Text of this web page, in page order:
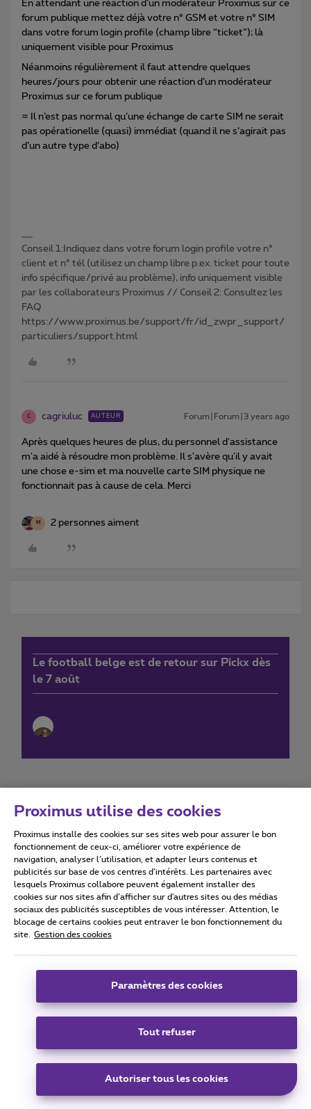
En attendant une réaction d’un modérateur Proximus sur ce
forum publique mettez déjà votre n° GSM et votre n° SIM
dans votre forum login profile (champ libre “ticket”); là
uniquement visible pour Proximus
Néanmoins régulièrement il faut attendre quelques
heures/jours pour obtenir une réaction d’un modérateur
Proximus sur ce forum publique
= Il n’est pas normal qu’une échange de carte SIM ne serait
pas opérationelle (quasi) immédiat (quand il ne s’agirait pas
d’un autre type d’abo)
Conseil 1:Indiquez dans votre forum login profile votre n°
client et n° tél (utilisez un champ libre p.ex. ticket pour toute
info spécifique/privé au problème), info uniquement visible
par les collaborateurs Proximus // Conseil 2: Consultez les
FAQ
https://www.proximus.be/support/fr/id_zwpr_support/
particuliers/support.html
C cagriuluc AUTEUR Forum|Forum|3 years ago
Après quelques heures de plus, du personnel d'assistance
m'a aidé à résoudre mon problème. Il s'avère qu'il y avait
une chose e-sim et ma nouvelle carte SIM physique ne
fonctionnait pas à cause de cela. Merci
M 2 personnes aiment
Le football belge est de retour sur Pickx dès
le 7 août
Conditions d'utilisation Accessibility statement
Tous droits réservés. © 2026
Conditions générales, info consommateur
Coordonnées de l’entreprise
Boulevard du Roi Albert II 27 - B-1030 Bruxelles.
Carrier & Wholesale Solutions
|Telindus
|Sitemap
Proximus utilise des cookies
Proximus installe des cookies sur ses sites web pour assurer le bon
fonctionnement de ceux-ci, améliorer votre expérience de
navigation, analyser l’utilisation, et adapter leurs contenus et
publicités sur base de vos centres d’intérêts. Les partenaires avec
lesquels Proximus collabore peuvent également installer des
cookies sur nos sites afin d’afficher sur d'autres sites ou des médias
sociaux des publicités susceptibles de vous intéresser. Attention, le
blocage de certains cookies peut entraver le bon fonctionnement du
site.
Gestion des cookies
Paramètres des cookies
Tout refuser
Autoriser tous les cookies